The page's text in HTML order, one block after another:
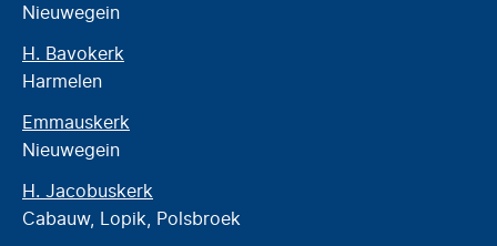
Nieuwegein
H. Bavokerk
Harmelen
Emmauskerk
Nieuwegein
H. Jacobuskerk
Cabauw, Lopik, Polsbroek